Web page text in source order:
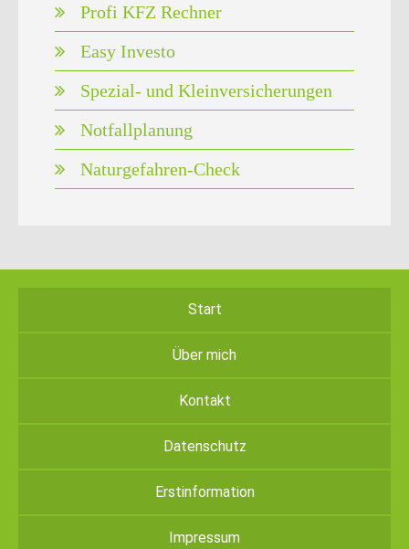
Profi KFZ Rechner
Easy Investo
Spezial- und Kleinversicherungen
Notfallplanung
Naturgefahren-Check
Start
Über mich
Kontakt
Datenschutz
Erstinformation
Impressum